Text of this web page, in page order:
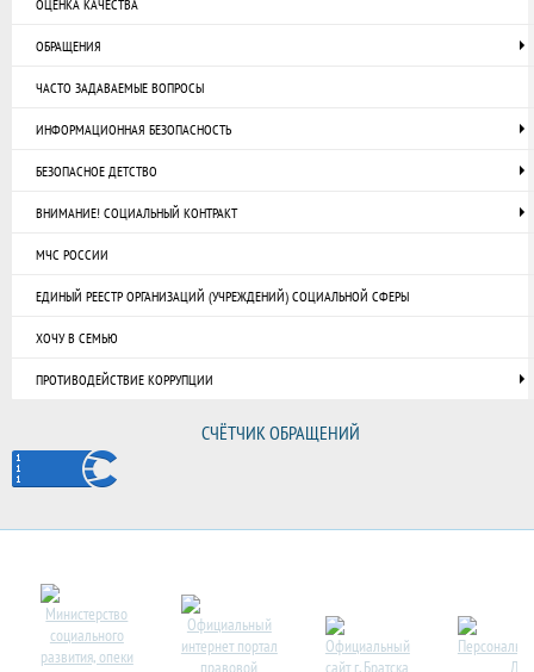
ОЦЕНКА КАЧЕСТВА
ОБРАЩЕНИЯ
ЧАСТО ЗАДАВАЕМЫЕ ВОПРОСЫ
ИНФОРМАЦИОННАЯ БЕЗОПАСНОСТЬ
БЕЗОПАСНОЕ ДЕТСТВО
ВНИМАНИЕ! СОЦИАЛЬНЫЙ КОНТРАКТ
МЧС РОССИИ
ЕДИНЫЙ РЕЕСТР ОРГАНИЗАЦИЙ (УЧРЕЖДЕНИЙ) СОЦИАЛЬНОЙ СФЕРЫ
ХОЧУ В СЕМЬЮ
ПРОТИВОДЕЙСТВИЕ КОРРУПЦИИ
СЧЁТЧИК ОБРАЩЕНИЙ